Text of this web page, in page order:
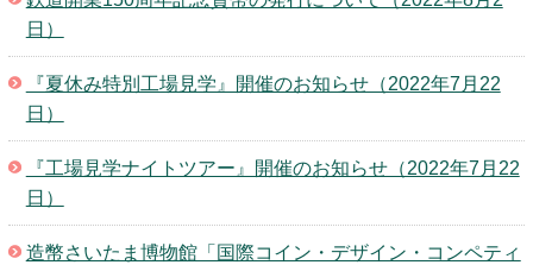
日）
『夏休み特別工場見学』開催のお知らせ（2022年7月22
日）
『工場見学ナイトツアー』開催のお知らせ（2022年7月22
日）
造幣さいたま博物館「国際コイン・デザイン・コンペティ